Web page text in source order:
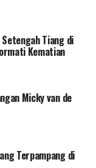
Setengah Tiang di
Kematian
Micky van de
Terpampang di